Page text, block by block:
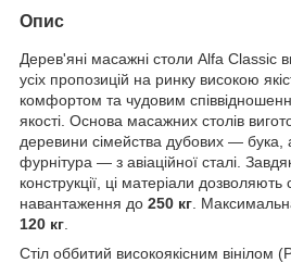
Опис
Дерев'яні масажні столи Alfa Classic
усіх пропозицій на ринку високою
комфортом та чудовим
якості. Основа масажних столів
деревини сімейства дубових — бука,
фурнітура — з авіаційної сталі.
конструкції, ці матеріали
навантаження до 250 кг .
120 кг
Стіл оббитий високоякісним вінілом